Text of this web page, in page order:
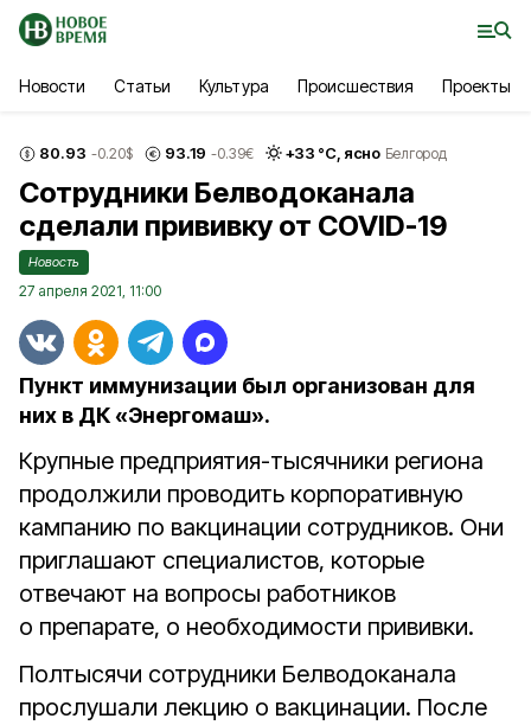
Новости Статьи Культура Происшествия Проекты
80.93 -0.20$ 93.19 -0.39€ +33 °С, ясно Белгород
Сотрудники Белводоканала
сделали прививку от COVID-19
Новость
27 апреля 2021, 11:00
Пункт иммунизации был организован для
них в ДК «Энергомаш».
Крупные предприятия-тысячники региона
продолжили проводить корпоративную
кампанию по вакцинации сотрудников. Они
приглашают специалистов, которые
отвечают на вопросы работников
о препарате, о необходимости прививки.
Полтысячи сотрудники Белводоканала
прослушали лекцию о вакцинации. После